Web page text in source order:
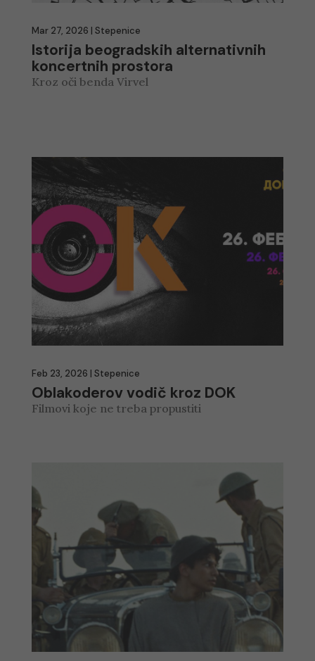
Istorija beogradskih alternativnih
koncertnih prostora
Mar 27, 2026 | Stepenice
Kroz oči benda Virvel
Oblakoderov vodič kroz DOK
Feb 23, 2026 Stepenice
Filmovi koje ne treba propustiti